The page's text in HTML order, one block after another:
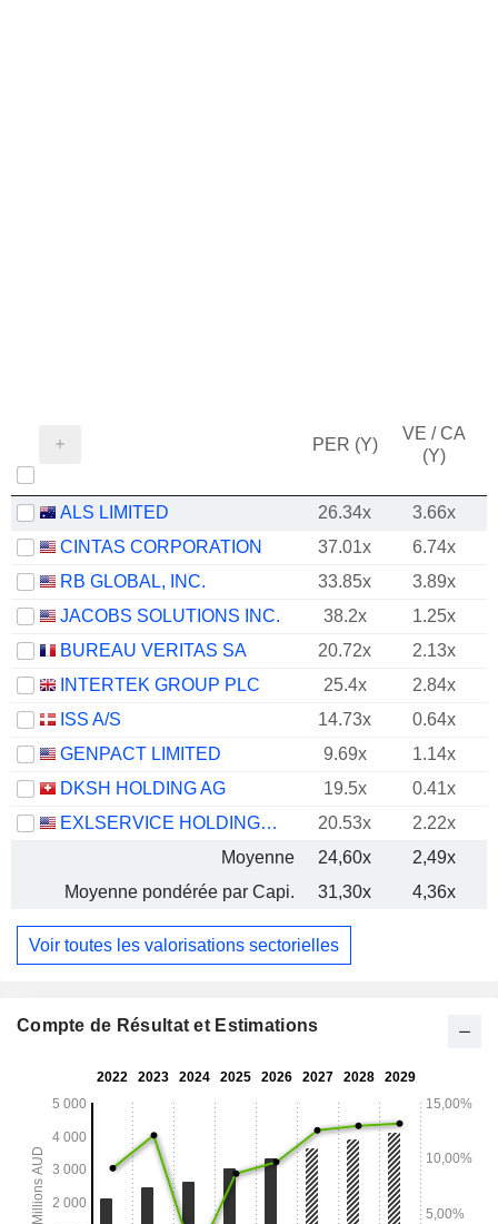
PER (Y)
VE / CA
(Y)
ALS LIMITED 26.34x 3.66x
CINTAS CORPORATION
37.01x 6.74x
RB GLOBAL, INC.
33.85x 3.89x
JACOBS SOLUTIONS INC.
38.2x 1.25x
BUREAU VERITAS SA
20.72x 2.13x
INTERTEK GROUP PLC
25.4x 2.84x
ISS A/S
14.73x
0.64x
GENPACT LIMITED
9.69x
1.14x
DKSH HOLDING AG
19.5x
0.41x
EXLSERVICE HOLDINGS, INC.
20.53x 2.22x
Moyenne
24,60x 2,49x
Moyenne pondérée par Capi.
31,30x 4,36x
Voir toutes les valorisations sectorielles
Compte de Résultat et Estimations